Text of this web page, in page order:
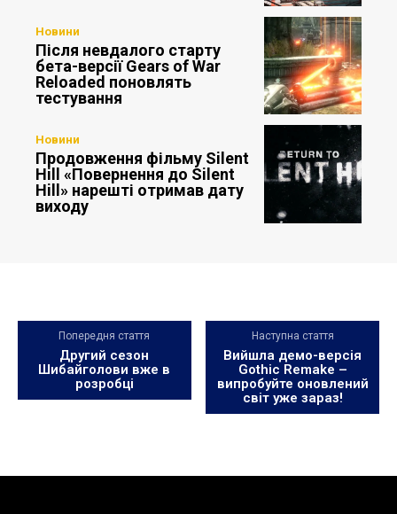
Новини
Після невдалого старту
бета-версії Gears of War
Reloaded поновлять
тестування
Новини
Продовження фільму Silent
Hill «Повернення до Silent
Hill» нарешті отримав дату
виходу
Попередня стаття
Другий сезон
Шибайголови вже в
розробці
Наступна стаття
Вийшла демо-версія
Gothic Remake –
випробуйте оновлений
світ уже зараз!